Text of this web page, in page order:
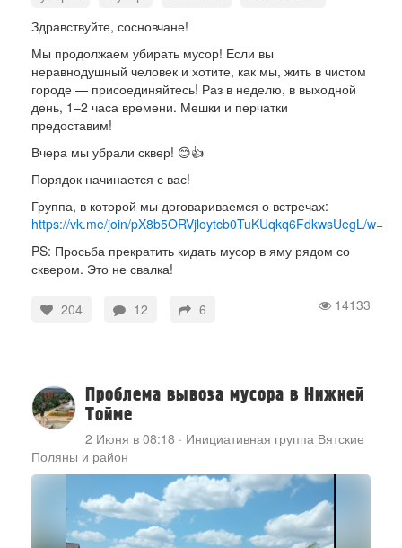
Здравствуйте, сосновчане!
Мы продолжаем убирать мусор! Если вы
неравнодушный человек и хотите, как мы, жить в чистом
городе — присоединяйтесь! Раз в неделю, в выходной
день, 1–2 часа времени. Мешки и перчатки
предоставим!
Вчера мы убрали сквер! 😊👍
Порядок начинается с вас!
Группа, в которой мы договариваемся о встречах:
https://vk.me/join/pX8b5ORVjloytcb0TuKUqkq6FdkwsUegL/w=
PS: Просьба прекратить кидать мусор в яму рядом со
сквером. Это не свалка!
14133
204 12 6
Проблема вывоза мусора в Нижней
Тойме
2 Июня в 08:18 · Инициативная группа Вятские
Поляны и район